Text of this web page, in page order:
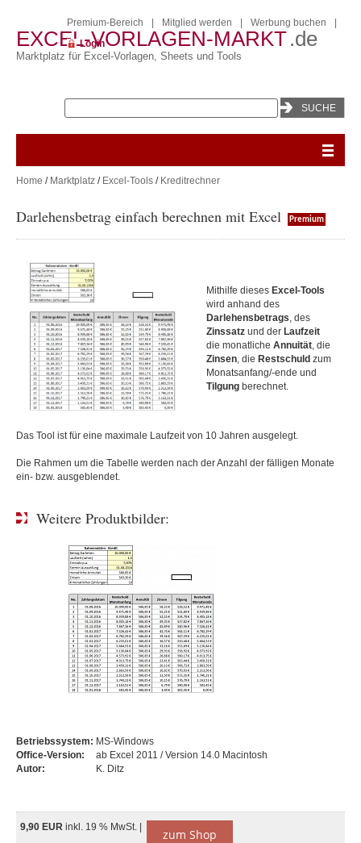
EXCEL-VORLAGEN-MARKT.de
Marktplatz für Excel-Vorlagen, Sheets und Tools
Premium-Bereich Mitglied werden Werbung buchen
Login
Home / Marktplatz / Excel-Tools / Kreditrechner
Darlehensbetrag einfach berechnen mit Excel Premium
Mithilfe dieses Excel-Tools
wird anhand des
Darlehensbetrags , des
Zinssatz und der Laufzeit
die monatliche Annuität , die
Zinsen , die Restschuld zum
Monatsanfang/-ende und
Tilgung berechnet.
Das Tool ist für eine maximale Laufzeit von 10 Jahren ausgelegt.
Die Rahmen um die Tabelle werden nach der Anzahl der fälligen Monate
ein- bzw. ausgeblendet.
Weitere Produktbilder:
Betriebssystem: MS-Windows
Office-Version:
ab Excel 2011 / Version 14.0 Macintosh
Autor:
K. Ditz
9,90 EUR inkl. 19 % MwSt. | zum Shop